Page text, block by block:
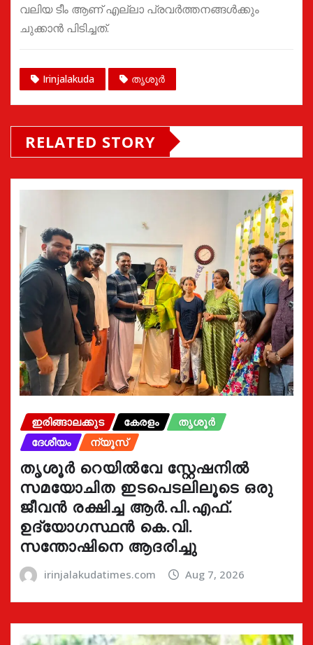
വലിയ ടീം ആണ് എല്ലാ പ്രവർത്തനങ്ങൾക്കും
ചുക്കാൻ പിടിച്ചത്.
Irinjalakuda തൃശൂർ
RELATED STORY
ഇരിങ്ങാലക്കുട കേരളം
തൃശൂർ
ദേശീയം
ന്യൂസ്
തൃശൂർ റെയിൽവേ സ്റ്റേഷനിൽ
സമയോചിത ഇടപെടലിലൂടെ ഒരു
ജീവൻ രക്ഷിച്ച ആർ.പി.എഫ്.
ഉദ്യോഗസ്ഥൻ കെ.വി.
സന്തോഷിനെ ആദരിച്ചു
irinjalakudatimes.com Aug 7, 2026